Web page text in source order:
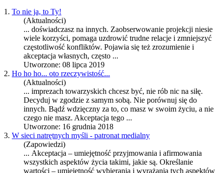
1. To nie ja, to Ty!
(Aktualności)
... doświadczasz na innych. Zaobserwowanie projekcji niesie
wiele korzyści, pomaga uzdrowić trudne relacje i zmniejszyć
częstotliwość konfliktów. Pojawia się też zrozumienie i
akceptacja własnych, często ...
Utworzone: 08 lipca 2019
2. Ho ho ho... oto rzeczywistość...
(Aktualności)
... imprezach towarzyskich chcesz być, nie rób nic na siłę.
Decyduj w zgodzie z samym sobą. Nie porównuj się do
innych. Bądź wdzięczny za to, co masz w swoim życiu, a nie
czego nie masz. Akceptacja tego ...
Utworzone: 16 grudnia 2018
3. W sieci natrętnych myśli - patronat medialny
(Zapowiedzi)
... Akceptacja – umiejętność przyjmowania i afirmowania
wszystkich aspektów życia takimi, jakie są. Określanie
wartości – umiejętność wybierania i wyrażania tych aspektów